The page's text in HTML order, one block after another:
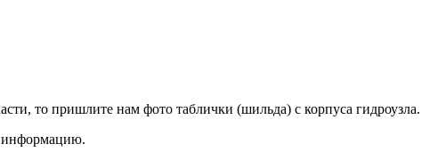
то пришлите нам фото таблички (шильда) с корпуса гидроузла.